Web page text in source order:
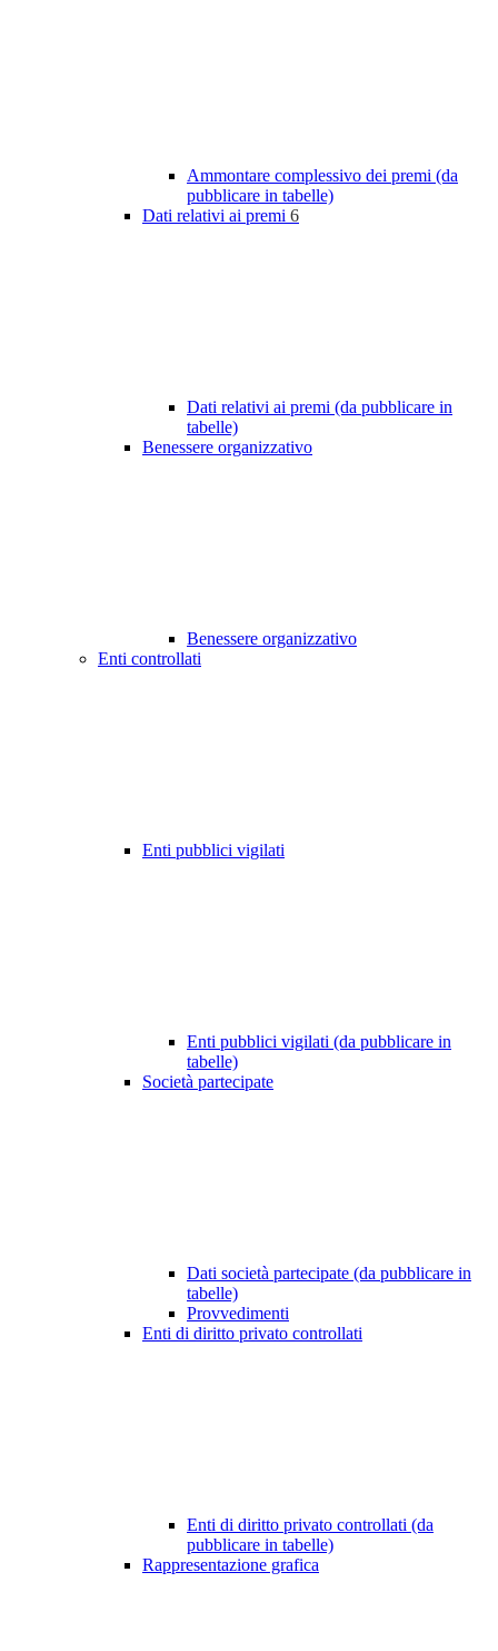
Ammontare complessivo dei premi (da
pubblicare in tabelle)
Dati relativi ai premi 6
Dati relativi ai premi (da pubblicare in
tabelle)
Benessere organizzativo
Benessere organizzativo
Enti controllati
Enti pubblici vigilati
Enti pubblici vigilati (da pubblicare in
tabelle)
Società partecipate
Dati società partecipate (da pubblicare in
tabelle)
Provvedimenti
Enti di diritto privato controllati
Enti di diritto privato controllati (da
pubblicare in tabelle)
Rappresentazione grafica